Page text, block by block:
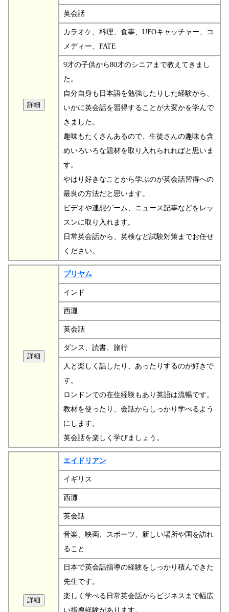
英会話
カラオケ、料理、食事、UFOキャッチャー、コ
メディー、FATE
9才の子供から80才のシニアまで教えてきまし
た。
自分自身も日本語を勉強したりした経験から、
いかに英会話を習得することが大変かを学んで
きました。
趣味もたくさんあるので、生徒さんの趣味も含
めいろいろな題材を取り入れられればと思いま
す。
やはり好きなことから学ぶのが英会話習得への
最良の方法だと思います。
ビデオや連想ゲーム、ニュース記事などをレッ
スンに取り入れます。
日常英会話から、英検など試験対策までお任せ
ください。
プリヤム
インド
西灘
英会話
ダンス、読書、旅行
人と楽しく話したり、あったりするのが好きで
す。
ロンドンでの在住経験もあり英語は流暢です。
教材を使ったり、会話からしっかり学べるよう
にします。
英会話を楽しく学びましょう。
エイドリアン
イギリス
西灘
英会話
音楽、映画、スポーツ、新しい場所や国を訪れ
ること
日本で英会話指導の経験をしっかり積んできた
先生です。
楽しく学べる日常英会話からビジネスまで幅広
い指導経験があります。